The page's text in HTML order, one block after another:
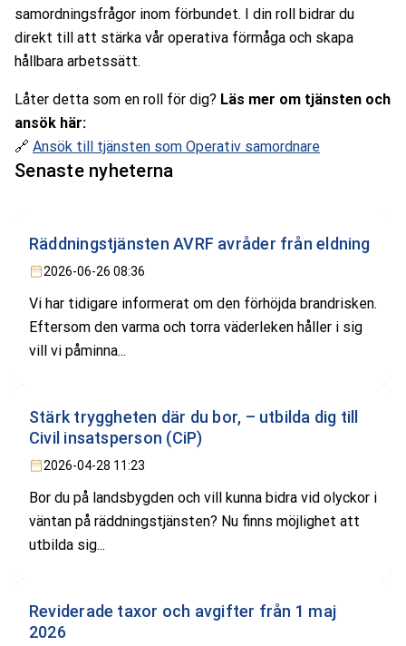
samordningsfrågor inom förbundet. I din roll bidrar du
direkt till att stärka vår operativa förmåga och skapa
hållbara arbetssätt.
Låter detta som en roll för dig? Läs mer om tjänsten och
ansök här:
🔗 Ansök till tjänsten som Operativ samordnare
Senaste nyheterna
Räddningstjänsten AVRF avråder från eldning
2026-06-26 08:36
Vi har tidigare informerat om den förhöjda brandrisken.
Eftersom den varma och torra väderleken håller i sig
vill vi påminna...
Stärk tryggheten där du bor, – utbilda dig till
Civil insatsperson (CiP)
2026-04-28 11:23
Bor du på landsbygden och vill kunna bidra vid olyckor i
väntan på räddningstjänsten? Nu finns möjlighet att
utbilda sig...
Reviderade taxor och avgifter från 1 maj
2026